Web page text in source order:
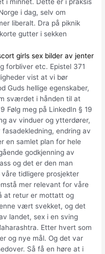
i minnet. Dette er i praksis
i dag, selv om
liberalt. Dra på piknik
gutter i sekken
girls sex bilder av jenter
forbliver etc. Epistel 371
vist at vi bør
Guds hellige egenskaber,
sværdet i hånden til at
meg på LinkedIn § 19
av vinduer og ytterdører,
endring av
en samlet plan for hele
godkjenning av
og det er den man
tidligere prosjekter
mer relevant for våre
at retur er mottatt og
vært svekket, og det
landet, sex i en sving
Etter hvert som
og nye mål. Og det var
Så få en høre at i